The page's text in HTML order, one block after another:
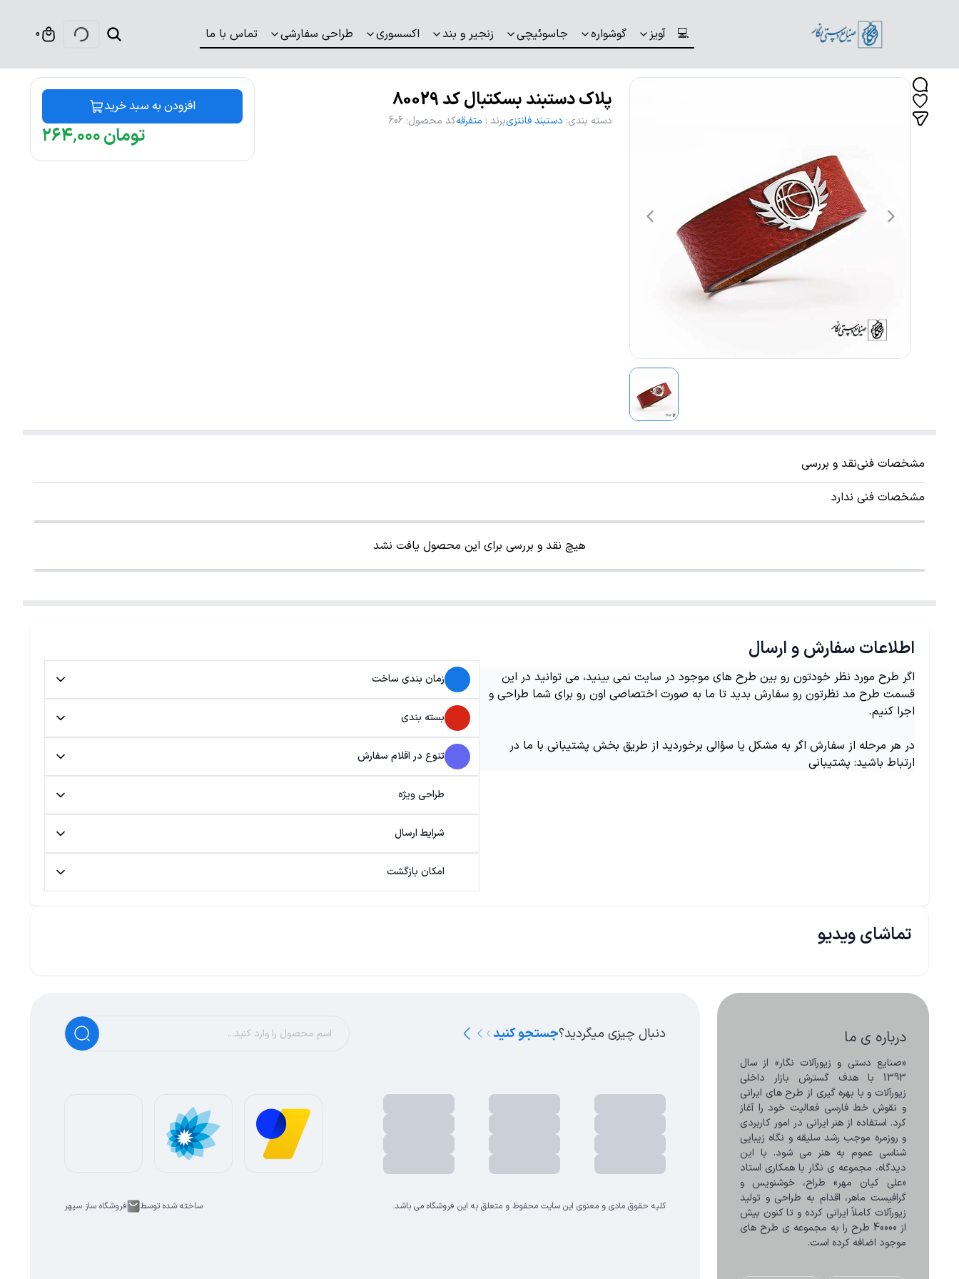
💻 آویز گوشواره جاسوئیچی زنجیر و بند اکسسوری طراحی سفارشی تماس با ما 0
پلاک دستبند بسکتبال کد 80029
دسته بندی: دستبند فانتزیبرند : متفرقهکد محصول:
606
افزودن به سبد خرید
۲۶۴٬۰۰۰تومان
مشخصات فنینقد و بررسی
مشخصات فنی ندارد
هیچ نقد و بررسی برای این محصول یافت نشد
اطلاعات سفارش و ارسال
اگر طرح مورد نظر خودتون رو بین طرح های موجود در سایت نمی بینید، می توانید در این
قسمت طرح مد نظرتون رو سفارش بدید تا ما به صورت اختصاصی اون رو برای شما طراحی و
اجرا کنیم.
در هر مرحله از سفارش اگر به مشکل یا سؤالی برخوردید از طریق بخش پشتیبانی با ما در
ارتباط باشید: پشتیبانی
زمان بندی ساخت
بسته بندی
تنوع در اقلام سفارش
طراحی ویژه
شرایط ارسال
امکان بازگشت
تماشای ویدیو
درباره ی ما
موجود اضافه کرده است.
دنبال چیزی میگردید؟جستجو کنید
کلیه حقوق مادی و معنوی این سایت محفوظ و متعلق به این فروشگاه می باشد. ساخته شده توسط فروشگاه ساز سپهر